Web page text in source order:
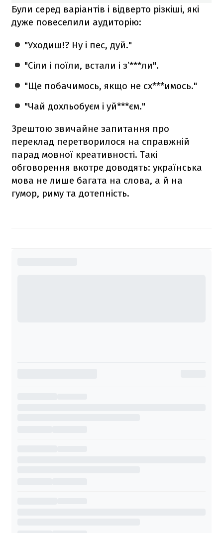
Були серед варіантів і відверто різкіші, які
дуже повеселили аудиторію:
"Уходиш!? Ну і пес, дуй."
"Сіли і поїли, встали і зʼ***ли".
"Ще побачимось, якщо не сх***имось."
"Чай дохльобуєм і уй***єм."
Зрештою звичайне запитання про
переклад перетворилося на справжній
парад мовної креативності. Такі
обговорення вкотре доводять: українська
мова не лише багата на слова, а й на
гумор, риму та дотепність.